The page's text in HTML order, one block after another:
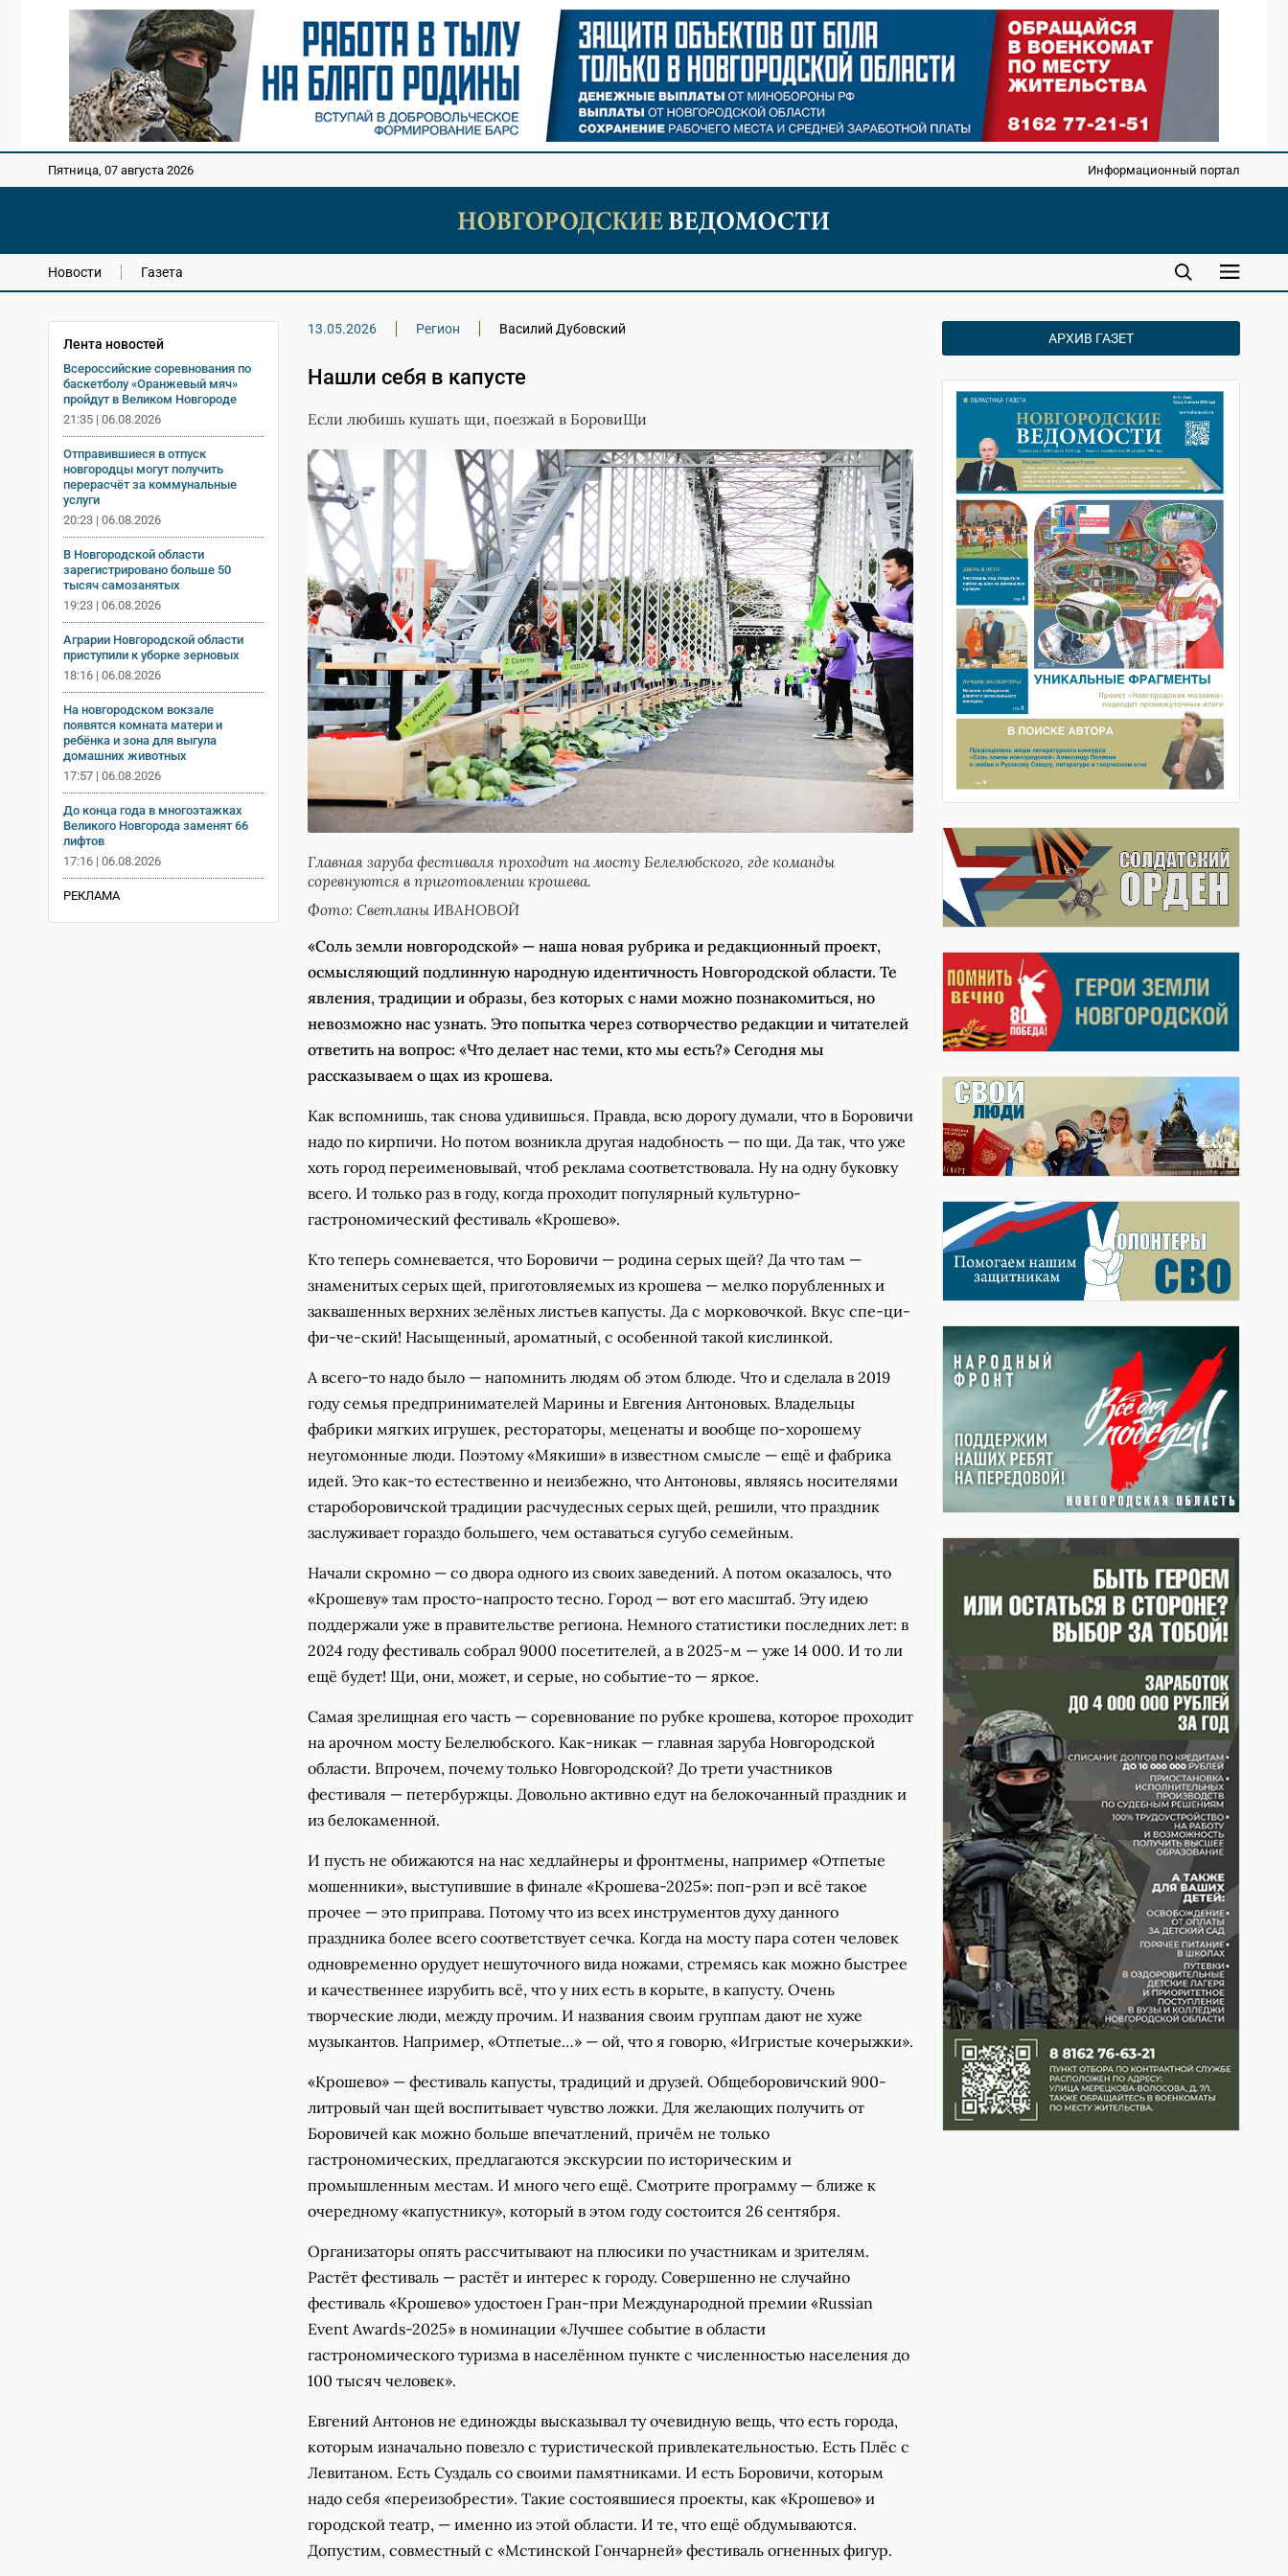
Пятница, 07 августа 2026 Информационный портал
Новости Газета
Лента новостей
Всероссийские соревнования по
баскетболу «Оранжевый мяч»
пройдут в Великом Новгороде
21:35 | 06.08.2026
Отправившиеся в отпуск
новгородцы могут получить
перерасчёт за коммунальные
услуги
20:23 | 06.08.2026
В Новгородской области
зарегистрировано больше 50
тысяч самозанятых
19:23 | 06.08.2026
Аграрии Новгородской области
приступили к уборке зерновых
18:16 | 06.08.2026
На новгородском вокзале
появятся комната матери и
ребёнка и зона для выгула
домашних животных
17:57 | 06.08.2026
До конца года в многоэтажках
Великого Новгорода заменят 66
лифтов
17:16 | 06.08.2026
РЕКЛАМА
13.05.2026 Регион Василий Дубовский
Нашли себя в капусте
Если любишь кушать щи, поезжай в БоровиЩи
Главная заруба фестиваля проходит на мосту Белелюбского, где команды
соревнуются в приготовлении крошева.
Фото: Светланы ИВАНОВОЙ
«Соль земли новгородской» — наша новая рубрика и редакционный проект,
осмысляющий подлинную народную идентичность Новгородской области. Те
явления, традиции и образы, без которых с нами можно познакомиться, но
невозможно нас узнать. Это попытка через сотворчество редакции и читателей
ответить на вопрос: «Что делает нас теми, кто мы есть?» Сегодня мы
рассказываем о щах из крошева.
Как вспомнишь, так снова удивишься. Правда, всю дорогу думали, что в Боровичи
надо по кирпичи. Но потом возникла другая надобность — по щи. Да так, что уже
хоть город переименовывай, чтоб реклама соответствовала. Ну на одну буковку
всего. И только раз в году, когда проходит популярный культурно-
гастрономический фестиваль «Крошево».
Кто теперь сомневается, что Боровичи — родина серых щей? Да что там —
знаменитых серых щей, приготовляемых из крошева — мелко порубленных и
заквашенных верхних зелёных листьев капусты. Да с морковочкой. Вкус спе-ци-
фи-че-ский! Насыщенный, ароматный, с особенной такой кислинкой.
А всего-то надо было — напомнить людям об этом блюде. Что и сделала в 2019
году семья предпринимателей Марины и Евгения Антоновых. Владельцы
фабрики мягких игрушек, рестораторы, меценаты и вообще по-хорошему
неугомонные люди. Поэтому «Мякиши» в известном смысле — ещё и фабрика
идей. Это как-то естественно и неизбежно, что Антоновы, являясь носителями
староборовичской традиции расчудесных серых щей, решили, что праздник
заслуживает гораздо большего, чем оставаться сугубо семейным.
Начали скромно — со двора одного из своих заведений. А потом оказалось, что
«Крошеву» там просто-напросто тесно. Город — вот его масштаб. Эту идею
поддержали уже в правительстве региона. Немного статистики последних лет: в
2024 году фестиваль собрал 9000 посетителей, а в 2025-м — уже 14 000. И то ли
ещё будет! Щи, они, может, и серые, но событие-то — яркое.
Самая зрелищная его часть — соревнование по рубке крошева, которое проходит
на арочном мосту Белелюбского. Как-никак — главная заруба Новгородской
области. Впрочем, почему только Новгородской? До трети участников
фестиваля — петербуржцы. Довольно активно едут на белокочанный праздник и
из белокаменной.
И пусть не обижаются на нас хедлайнеры и фронтмены, например «Отпетые
мошенники», выступившие в финале «Крошева-2025»: поп-рэп и всё такое
прочее — это приправа. Потому что из всех инструментов духу данного
праздника более всего соответствует сечка. Когда на мосту пара сотен человек
одновременно орудует нешуточного вида ножами, стремясь как можно быстрее
и качественнее изрубить всё, что у них есть в корыте, в капусту. Очень
творческие люди, между прочим. И названия своим группам дают не хуже
музыкантов. Например, «Отпетые…» — ой, что я говорю, «Игристые кочерыжки».
«Крошево» — фестиваль капусты, традиций и друзей. Общеборовичский 900-
литровый чан щей воспитывает чувство ложки. Для желающих получить от
Боровичей как можно больше впечатлений, причём не только
гастрономических, предлагаются экскурсии по историческим и
промышленным местам. И много чего ещё. Смотрите программу — ближе к
очередному «капустнику», который в этом году состоится 26 сентября.
Организаторы опять рассчитывают на плюсики по участникам и зрителям.
Растёт фестиваль — растёт и интерес к городу. Совершенно не случайно
фестиваль «Крошево» удостоен Гран-при Международной премии «Russian
Event Awards-2025» в номинации «Лучшее событие в области
гастрономического туризма в населённом пункте с численностью населения до
100 тысяч человек».
Евгений Антонов не единожды высказывал ту очевидную вещь, что есть города,
которым изначально повезло с туристической привлекательностью. Есть Плёс с
Левитаном. Есть Суздаль со своими памятниками. И есть Боровичи, которым
надо себя «переизобрести». Такие состоявшиеся проекты, как «Крошево» и
городской театр, — именно из этой области. И те, что ещё обдумываются.
Допустим, совместный с «Мстинской Гончарней» фестиваль огненных фигур.
АРХИВ ГАЗЕТ